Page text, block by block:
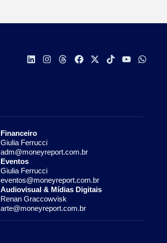
Financeiro
Giulia Ferrucci
adm@moneyreport.com.br
Eventos
Giulia Ferrucci
eventos@moneyreport.com.br
Audiovisual & Mídias Digitais
Renan Graccowvisk
arte@moneyreport.com.br